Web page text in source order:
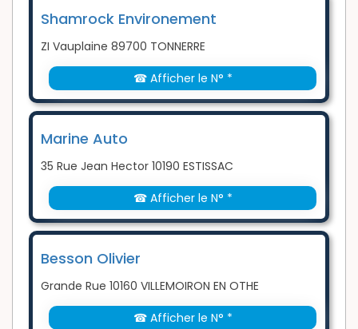
Shamrock Environement
ZI Vauplaine 89700 TONNERRE
☎ Afficher le N° *
Marine Auto
35 Rue Jean Hector 10190 ESTISSAC
☎ Afficher le N° *
Besson Olivier
Grande Rue 10160 VILLEMOIRON EN OTHE
☎ Afficher le N° *